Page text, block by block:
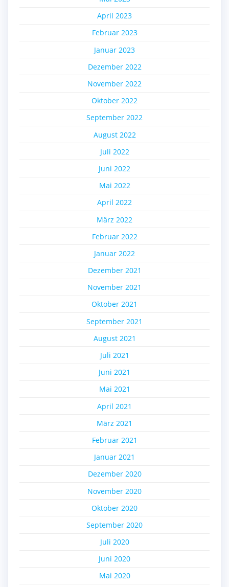
April 2023
Februar 2023
Januar 2023
Dezember 2022
November 2022
Oktober 2022
September 2022
August 2022
Juli 2022
Juni 2022
Mai 2022
April 2022
März 2022
Februar 2022
Januar 2022
Dezember 2021
November 2021
Oktober 2021
September 2021
August 2021
Juli 2021
Juni 2021
Mai 2021
April 2021
März 2021
Februar 2021
Januar 2021
Dezember 2020
November 2020
Oktober 2020
September 2020
Juli 2020
Juni 2020
Mai 2020